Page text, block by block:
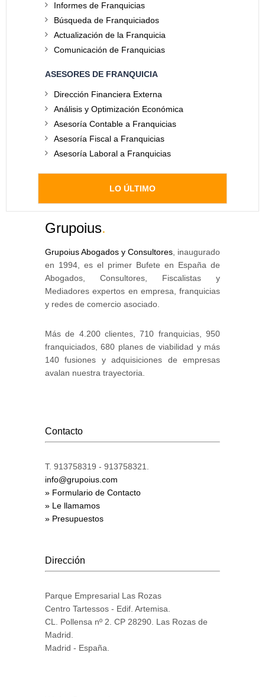
Informes de Franquicias
Búsqueda de Franquiciados
Actualización de la Franquicia
Comunicación de Franquicias
ASESORES DE FRANQUICIA
Dirección Financiera Externa
Análisis y Optimización Económica
Asesoría Contable a Franquicias
Asesoría Fiscal a Franquicias
Asesoría Laboral a Franquicias
LO ÚLTIMO
Grupoius.
Grupoius Abogados y Consultores , inaugurado
en 1994, es el primer Bufete en España de
Abogados, Consultores, Fiscalistas y
Mediadores expertos en empresa, franquicias
y redes de comercio asociado.
Más de 4.200 clientes, 710 franquicias, 950
franquiciados, 680 planes de viabilidad y más
140 fusiones y adquisiciones de empresas
avalan nuestra trayectoria.
Contacto
T. 913758319 - 913758321.
info@grupoius.com
» Formulario de Contacto
» Le llamamos
» Presupuestos
Dirección
Parque Empresarial Las Rozas
Centro Tartessos - Edif. Artemisa.
CL. Pollensa nº 2. CP 28290. Las Rozas de
Madrid.
Madrid - España.